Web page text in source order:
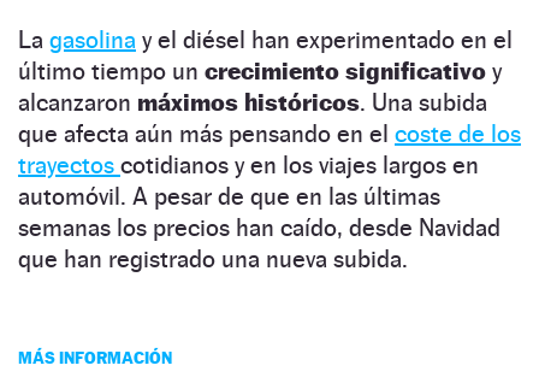
La gasolina y el diésel han experimentado en el
último tiempo un crecimiento significativo y
alcanzaron máximos históricos. Una subida
que afecta aún más pensando en el coste de los
trayectos cotidianos y en los viajes largos en
automóvil. A pesar de que en las últimas
semanas los precios han caído, desde Navidad
que han registrado una nueva subida.
MÁS INFORMACIÓN